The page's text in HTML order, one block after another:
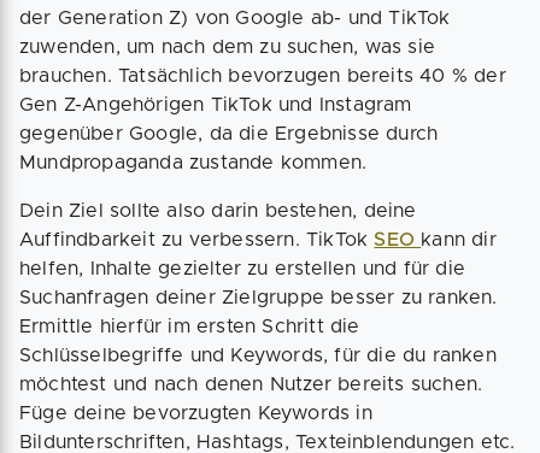
der Generation Z) von Google ab- und TikTok
zuwenden, um nach dem zu suchen, was sie
brauchen. Tatsächlich bevorzugen bereits 40 % der
Gen Z-Angehörigen TikTok und Instagram
gegenüber Google, da die Ergebnisse durch
Mundpropaganda zustande kommen.
Dein Ziel sollte also darin bestehen, deine
Auffindbarkeit zu verbessern. TikTokSEO kann dir
helfen, Inhalte gezielter zu erstellen und für die
Suchanfragen deiner Zielgruppe besser zu ranken.
Ermittle hierfür im ersten Schritt die
Schlüsselbegriffe und Keywords, für die du ranken
möchtest und nach denen Nutzer bereits suchen.
Füge deine bevorzugten Keywords in
Bildunterschriften, Hashtags, Texteinblendungen etc.